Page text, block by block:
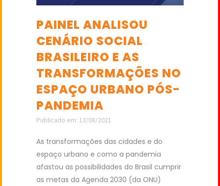
PAINEL ANALISOU
CENÁRIO SOCIAL
BRASILEIRO E AS
TRANSFORMAÇÕES NO
ESPAÇO URBANO PÓS-
PANDEMIA
Publicado em: 13/08/2021
As transformações das cidades e do
espaço urbano e como a pandemia
afastou as possibilidades do Brasil cumprir
as metas da Agenda 2030 (da ONU)